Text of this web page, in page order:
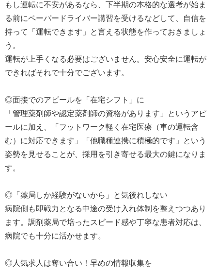
もし運転に不安があるなら、下半期の本格的な選考が始ま
る前にペーパードライバー講習を受けるなどして、自信を
持って「運転できます」と言える状態を作っておきましょ
う。
運転が上手くなる必要はございません。安心安全に運転が
できればそれで十分でございます。
◎面接でのアピールを「在宅シフト」に
「管理薬剤師や認定薬剤師の資格があります」というアピ
ールに加え、「フットワーク軽く在宅医療（車の運転含
む）に対応できます」「他職種連携に積極的です」という
姿勢を見せることが、採用を引き寄せる最大の鍵になりま
す。
◎「薬局しか経験がないから」と気後れしない
病院側も即戦力となる中途の受け入れ体制を整えつつあり
ます。調剤薬局で培ったスピード感や丁寧な患者対応は、
病院でも十分に活かせます。
◎人気求人は奪い合い！早めの情報収集を